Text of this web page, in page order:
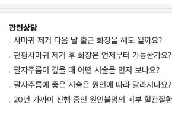
관련상담
사마귀 제거 다음 날 출근 화장을 해도 될까요?
편평사마귀 제거 후 화장은 언제부터 가능한가요?
팔자주름이 깊을 때 어떤 시술을 먼저 보나요?
팔자주름에 좋은 시술은 원인에 따라 달라지나요?